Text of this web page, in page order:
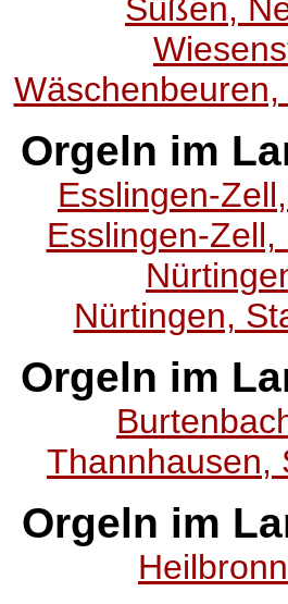
Süßen,
Orgeln im
Esslingen-
Esslingen-
Nürtingen,
Orgeln im
Thannhausen,
Orgeln im